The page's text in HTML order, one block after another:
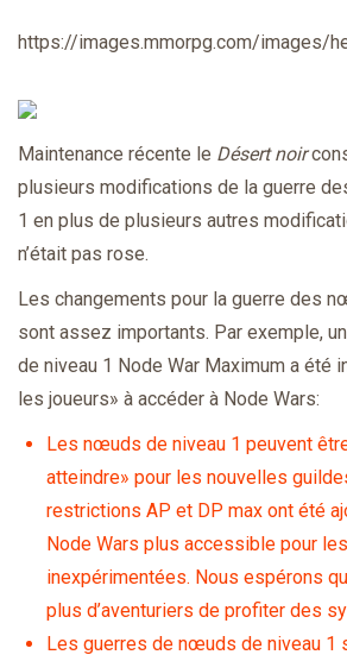
https://images.mmorpg.com/images/
Maintenance récente le Désert noir
plusieurs modifications de la guerre
1 en plus de plusieurs autres
n’était pas rose.
Les changements pour la guerre des
sont assez importants. Par exemple,
de niveau 1 Node War Maximum a été
les joueurs» à accéder à Node Wars:
Les nœuds de niveau 1 peuvent
atteindre» pour les nouvelles
restrictions AP et DP max ont été
Node Wars plus accessible pour
inexpérimentées. Nous espérons
plus d’aventuriers de profiter des
Les guerres de nœuds de niveau 1